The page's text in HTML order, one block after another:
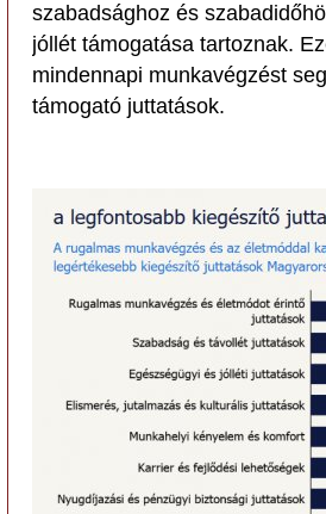
szabadsághoz és
jóllét támogatása tartoznak.
mindennapi munkavégzést
támogató juttatások.